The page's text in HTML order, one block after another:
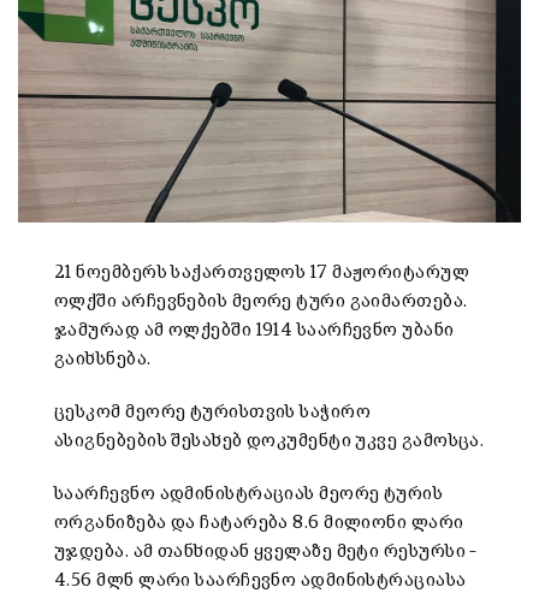
21 ნოემბერს საქართველოს 17 მაჟორიტარულ
ოლქში არჩევნების მეორე ტური გაიმართება.
ჯამურად ამ ოლქებში 1914 საარჩევნო უბანი
გაიხსნება.
ცესკომ მეორე ტურისთვის საჭირო
ასიგნებების შესახებ დოკუმენტი უკვე გამოსცა.
საარჩევნო ადმინისტრაციას მეორე ტურის
ორგანიზება და ჩატარება 8.6 მილიონი ლარი
უჯდება. ამ თანხიდან ყველაზე მეტი რესურსი –
4.56 მლნ ლარი საარჩევნო ადმინისტრაციასა